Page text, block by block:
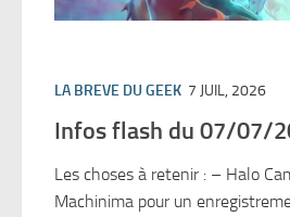
LA BREVE DU GEEK 7 JUIL, 2026
Infos flash du 07/07/
Les choses à retenir : – Halo
Machinima pour un